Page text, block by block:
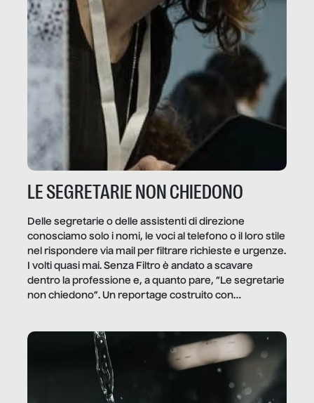
LE SEGRETARIE NON CHIEDONO
Delle segretarie o delle assistenti di direzione
conosciamo solo i nomi, le voci al telefono o il loro stile
nel rispondere via mail per filtrare richieste e urgenze.
I volti quasi mai. Senza Filtro è andato a scavare
dentro la professione e, a quanto pare, “Le segretarie
non chiedono”. Un reportage costruito con